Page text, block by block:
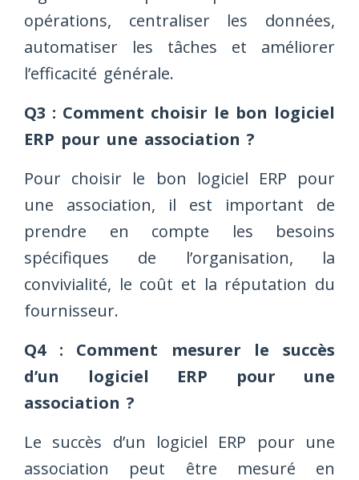
opérations, centraliser les données,
automatiser les tâches et améliorer
l’efficacité générale.
Q3 : Comment choisir le bon logiciel
ERP pour une association ?
Pour choisir le bon logiciel ERP pour
une association, il est important de
prendre en compte les besoins
spécifiques de l’organisation, la
convivialité, le coût et la réputation du
fournisseur.
Q4 : Comment mesurer le succès
d’un logiciel ERP pour une
association ?
Le succès d’un logiciel ERP pour une
association peut être mesuré en